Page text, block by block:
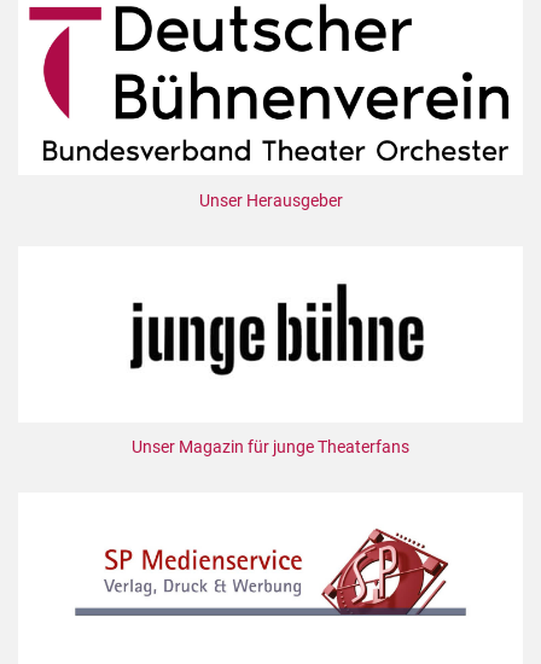
Unser Herausgeber
Unser Magazin für junge Theaterfans